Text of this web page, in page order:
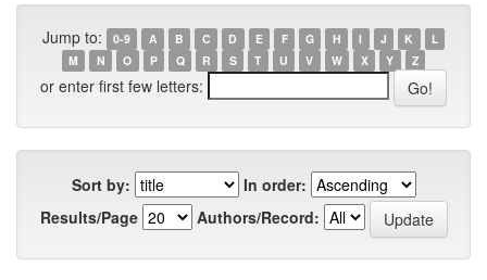
Jump to: 0-9 A B C D E F G H I J K
L
M
N O P Q R S T U V W X Y Z
or enter first few letters:
Sort by:
In order:
Results/Page
Authors/Record: